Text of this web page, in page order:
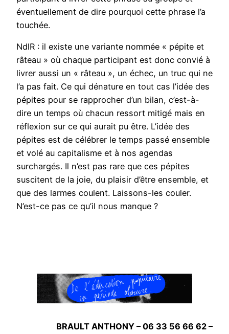
éventuellement de dire pourquoi cette phrase l’a
touchée.
NdlR : il existe une variante nommée « pépite et
râteau » où chaque participant est donc convié à
livrer aussi un « râteau », un échec, un truc qui ne
l’a pas fait. Ce qui dénature en tout cas l’idée des
pépites pour se rapprocher d’un bilan, c’est-à-
dire un temps où chacun ressort mitigé mais en
réflexion sur ce qui aurait pu être. L’idée des
pépites est de célébrer le temps passé ensemble
et volé au capitalisme et à nos agendas
surchargés. Il n’est pas rare que ces pépites
suscitent de la joie, du plaisir d’être ensemble, et
que des larmes coulent. Laissons-les couler.
N’est-ce pas ce qu’il nous manque ?
BRAULT ANTHONY – 06 33 56 66 62 –